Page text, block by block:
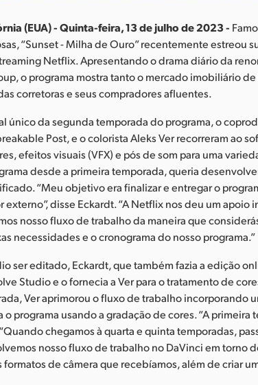
(EUA) - Quinta-feira, 13 de julho de 2023 -
“Sunset - Milha de Ouro” recentemente estreou
Netflix. Apresentando o drama diário da
o programa mostra tanto o mercado imobiliário de
corretoras e seus compradores afluentes.
único da segunda temporada do programa, o
Post, e o colorista Aleks Ver recorreram ao
efeitos visuais (VFX) e pós de som para uma
desde a primeira temporada, queria
“Meu objetivo era finalizar e entregar o
externo”, disse Eckardt. “A Netflix nos deu um
nosso fluxo de trabalho da maneira que
necessidades e o cronograma do nosso programa.”
ser editado, Eckardt, que também fazia a edição
Studio e o fornecia a Ver para o tratamento de
Ver aprimorou o fluxo de trabalho incorporando
o programa usando a gradação de cores. “A primeira
“Quando chegamos à quarta e quinta temporadas,
nosso fluxo de trabalho no DaVinci em torno
formatos de câmera que recebíamos, além de criar